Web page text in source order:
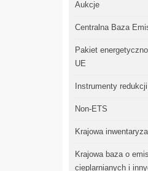
Aukcje
Centralna Baza
Pakiet
UE
Instrumenty
Non-ETS
Krajowa
Krajowa baza o
cieplarnianych i